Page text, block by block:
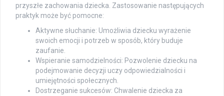
przyszłe zachowania dziecka. Zastosowanie następujących
praktyk może być pomocne:
Aktywne słuchanie: Umożliwia dziecku wyrażenie
swoich emocji i potrzeb w sposób, który buduje
zaufanie.
Wspieranie samodzielności: Pozwolenie dziecku na
podejmowanie decyzji uczy odpowiedzialności i
umiejętności społecznych.
Dostrzeganie sukcesów: Chwalenie dziecka za